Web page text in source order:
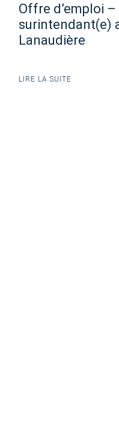
Offre d’emploi
surintendant(e)
Lanaudière
LIRE LA SUITE